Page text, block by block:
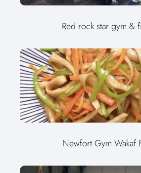
Red rock star gym &
Newfort Gym Wakaf